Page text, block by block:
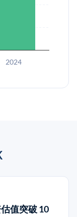
2024
值突破 10